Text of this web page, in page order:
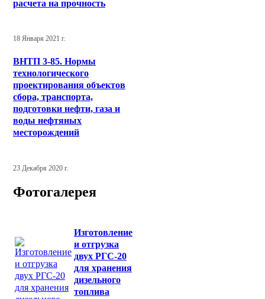
расчета на прочность
18 Января 2021 г.
ВНТП 3-85. Нормы
технологического
проектирования объектов
сбора, транспорта,
подготовки нефти, газа и
воды нефтяных
месторождений
23 Декабря 2020 г.
Фотогалерея
Изготовление
и отгрузка
двух РГС-20
для хранения
дизельного
топлива